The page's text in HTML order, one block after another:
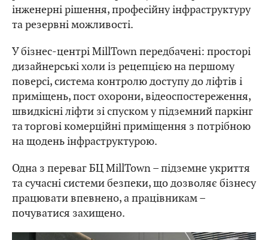
інженерні рішення, професійну інфраструктуру
та резервні можливості.
У бізнес-центрі MillTown передбачені: просторі
дизайнерські холи із рецепцією на першому
поверсі, система контролю доступу до ліфтів і
приміщень, пост охорони, відеоспостереження,
швидкісні ліфти зі спуском у підземний паркінг
та торгові комерційні приміщення з потрібною
на щодень інфраструктурою.
Одна з переваг БЦ MillTown – підземне укриття
та сучасні системи безпеки, що дозволяє бізнесу
працювати впевнено, а працівникам –
почуватися захищено.